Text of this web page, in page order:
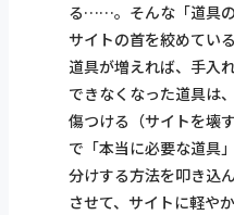
る……。そんな「道具
サイトの首を絞めている
道具が増えれば、手入
できなくなった道具は
傷つける（サイトを壊
で「本当に必要な道具
分けする方法を叩き込
させて、サイトに軽や